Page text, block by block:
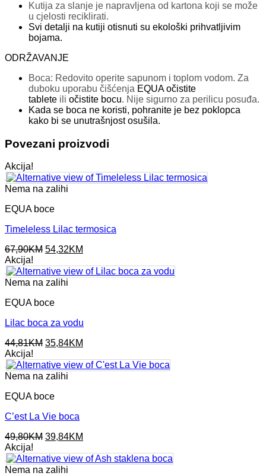
Kutija za slanje je napravljena od kartona koji se može
u cjelosti reciklirati.
Svi detalji na kutiji otisnuti su ekološki prihvatljivim
bojama.
ODRŽAVANJE
Boca: Redovito operite sapunom i toplom vodom. Za
duboku uporabu čišćenja EQUA očistite
tablete ili očistite bocu. Nije sigurno za perilicu posuđa.
Kada se boca ne koristi, pohranite je bez poklopca
kako bi se unutrašnjost osušila.
Povezani proizvodi
Akcija!
Nema na zalihi
EQUA boce
Timeleless Lilac termosica
67,90KM Original
was:
67,90KM.
54,32KM
is:
54,32KM.
Akcija!
Nema na zalihi
EQUA boce
Lilac boca za vodu
44,81KM Original
was:
44,81KM.
35,84KM
is:
35,84KM.
Akcija!
Nema na zalihi
EQUA boce
C’est La Vie boca
49,80KM Original
was:
49,80KM.
39,84KM
is:
39,84KM.
Akcija!
Nema na zalihi